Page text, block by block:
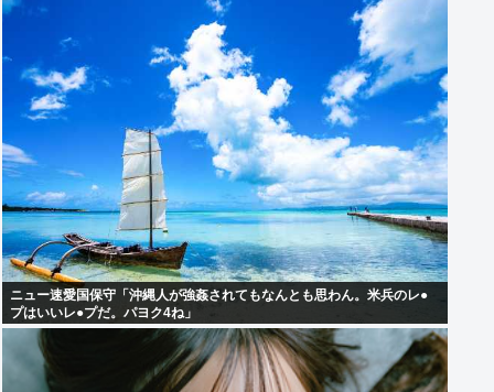
ニュー速愛国保守「沖縄人が強姦されてもなんとも思わん。米兵のレ●
プはいいレ●プだ。パヨク4ね」